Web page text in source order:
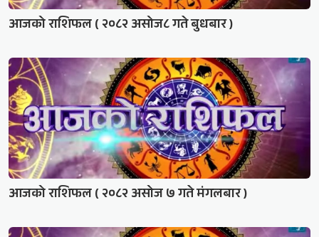
आजको राशिफल ( २०८२ असोज८ गते बुधबार )
आजको राशिफल ( २०८२ असोज ७ गते मंगलबार )